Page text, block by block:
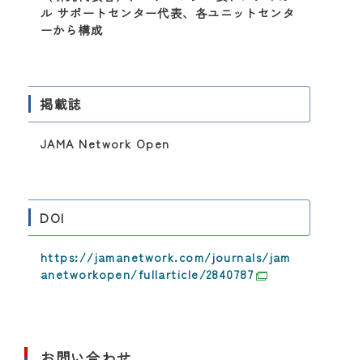
ル サポートセンター代表、各ユニットセンタ
ーから構成
掲載誌
JAMA Network Open
DOI
https://jamanetwork.com/journals/jam
anetworkopen/fullarticle/2840787